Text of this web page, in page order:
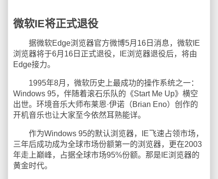
微软IE将正式退役
据微软Edge浏览器官方微博5月16日消息，微软IE
浏览器将于6月16日正式退役，IE浏览器退役后，将由
Edge接力。
1995年8月，微软历史上最成功的操作系统之一：
Windows 95，伴随着滚石乐队的《Start Me Up》横空
出世。环境音乐大师布莱恩·伊诺（Brian Eno）创作的
开机音乐也让大家至今依然耳熟能详。
作为Windows 95的默认浏览器，IE飞速占领市场，
三年后成功成为全球市场份额第一的浏览器，更在2003
年走上巅峰，占据全球市场95%份额。那是IE浏览器的
黄金时代。